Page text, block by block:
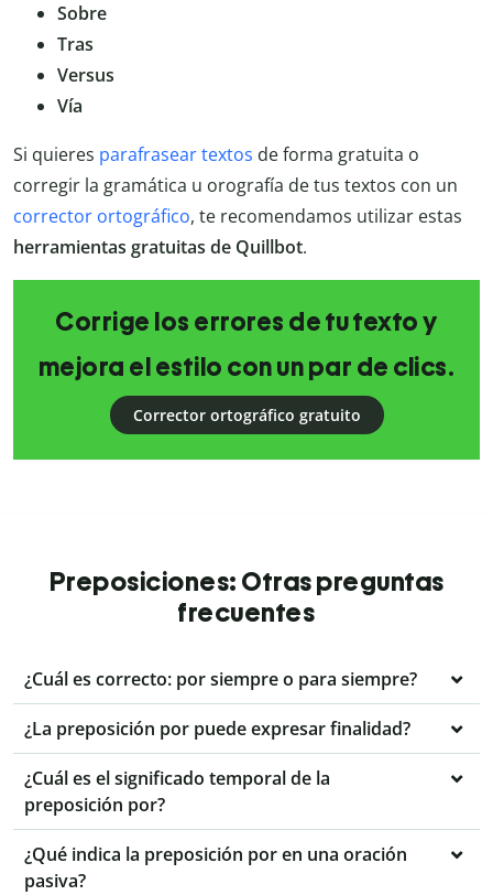
Sobre
Tras
Versus
Vía
Si quieres parafrasear textos de forma gratuita o
corregir la gramática u orografía de tus textos con un
corrector ortográfico, te recomendamos utilizar estas
herramientas gratuitas de Quillbot.
Corrige los errores de tu texto y
mejora el estilo con un par de clics.
Corrector ortográfico gratuito
Preposiciones: Otras preguntas
frecuentes
¿Cuál es correcto: por siempre o para siempre?
¿La preposición por puede expresar finalidad?
¿Cuál es el significado temporal de la
preposición por?
¿Qué indica la preposición por en una oración
pasiva?